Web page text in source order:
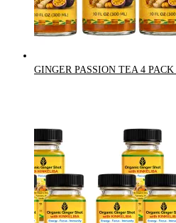
GINGER PASSION TEA 4 PACK